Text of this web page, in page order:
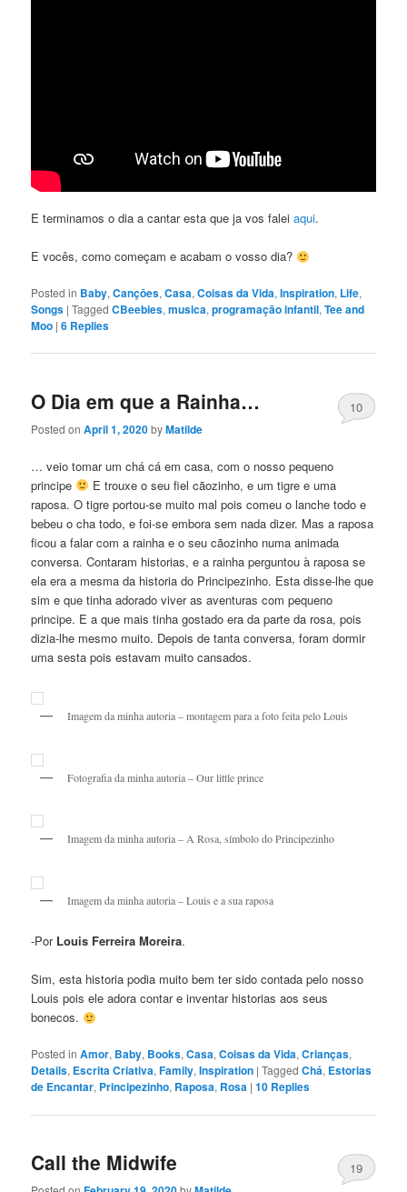
E terminamos o dia a cantar esta que ja vos faleiaqui.
E vocês, como começam e acabam o vosso dia?
Posted in Baby,Cançōes,Casa,Coisas da Vida,Inspiration, Life,
Songs |Tagged CBeebies,musica,programação infantil,Tee and
Moo |6 Replies
O Dia em que a Rainha…
Posted onApril 1, 2020byMatilde
10
… veio tomar um chá cá em casa, com o nosso pequeno
principe
E trouxe o seu fiel cãozinho, e um tigre e uma
raposa. O tigre portou-se muito mal pois comeu o lanche todo e
bebeu o cha todo, e foi-se embora sem nada dizer. Mas a raposa
ficou a falar com a rainha e o seu cãozinho numa animada
conversa. Contaram historias, e a rainha perguntou à raposa se
ela era a mesma da historia do Principezinho. Esta disse-lhe que
sim e que tinha adorado viver as aventuras com pequeno
principe. E a que mais tinha gostado era da parte da rosa, pois
dizia-lhe mesmo muito. Depois de tanta conversa, foram dormir
uma sesta pois estavam muito cansados.
Imagem da minha autoria – montagem para a foto feita pelo Louis
Fotografia da minha autoria – Our little prince
Imagem da minha autoria – A Rosa, símbolo do Principezinho
Imagem da minha autoria – Louis e a sua raposa
-Por Louis Ferreira Moreira.
Sim, esta historia podia muito bem ter sido contada pelo nosso
Louis pois ele adora contar e inventar historias aos seus
bonecos.
Posted in Amor, Baby, Books,Casa,Coisas da Vida,Crianças,
Details, Escrita Criativa,Family,Inspiration |Tagged Chá, Estorias
de Encantar, Principezinho, Raposa, Rosa |10 Replies
Call the Midwife 19